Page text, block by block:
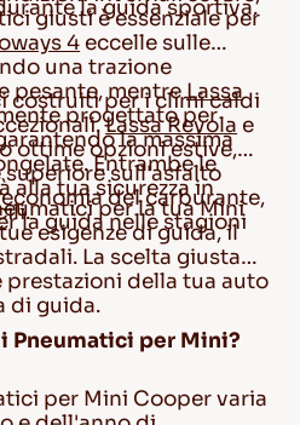
la guida sportiva.
giusti è essenziale per
4 eccelle sulle
una trazione
pesante, mentreLassa
progettato per
la massima
Entrambe le
alla tua sicurezza in
costruiti per i climi caldi
Lassa Revola e
ottime opzioni estive,
sull'asfalto
del carburante,
la guida nelle stagioni
per la tua Mini
esigenze di guida, il
La scelta giusta
prestazioni della tua auto
di guida.
Pneumatici per Mini?
per Mini Cooper varia